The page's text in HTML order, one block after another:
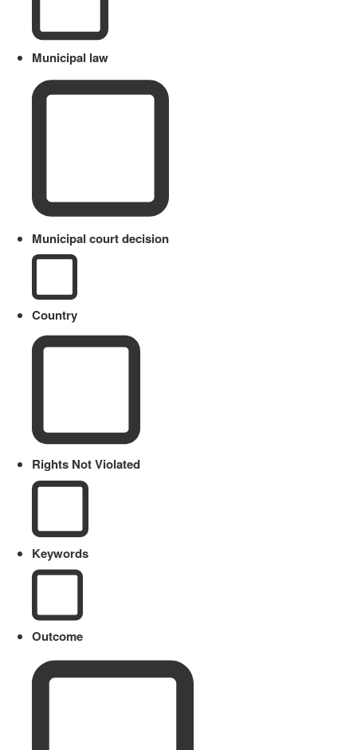
Municipal law
Municipal court decision
Country
Rights Not Violated
Keywords
Outcome